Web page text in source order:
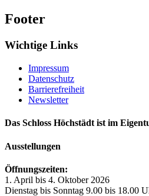
Footer
Wichtige Links
Impressum
Datenschutz
Barrierefreiheit
Newsletter
Das Schloss Höchstädt ist im
Ausstellungen
Öffnungszeiten:
1. April bis 4. Oktober 2026
Dienstag bis Sonntag 9.00 bis 18.00